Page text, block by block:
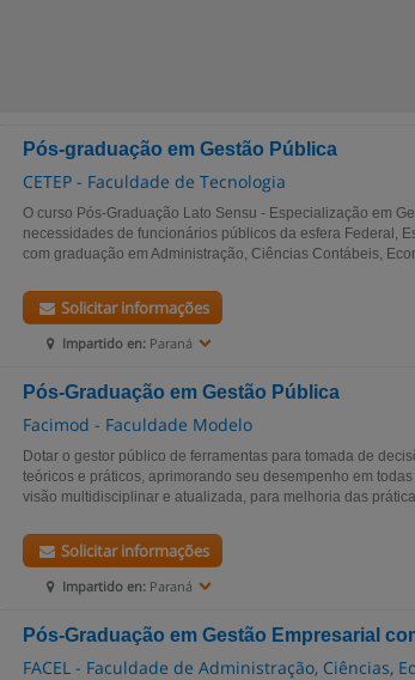
Pós-graduação em Gestão Pública
CETEP - Faculdade de Tecnologia
O curso Pós-Graduação Lato Sensu - Especialização em
necessidades de funcionários públicos da esfera Federal,
com graduação em Administração, Ciências Contábeis,
Impartido en: Paraná
Solicitar informações
Pós-Graduação em Gestão Pública
Facimod - Faculdade Modelo
Dotar o gestor público de ferramentas para tomada de
teóricos e práticos, aprimorando seu desempenho em
visão multidisciplinar e atualizada, para melhoria das
Impartido en: Paraná
Solicitar informações
Pós-Graduação em Gestão Empresarial
FACEL - Faculdade de Administração, Ciências,